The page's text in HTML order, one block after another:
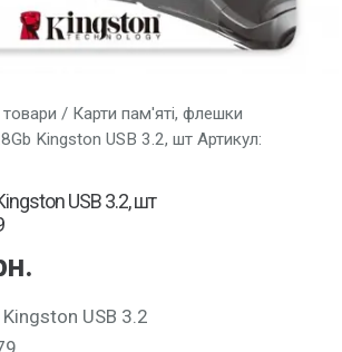
/ Карти пам'яті, флешки
Kingston USB 3.2, шт Артикул:
USB 3.2, шт
USB 3.2